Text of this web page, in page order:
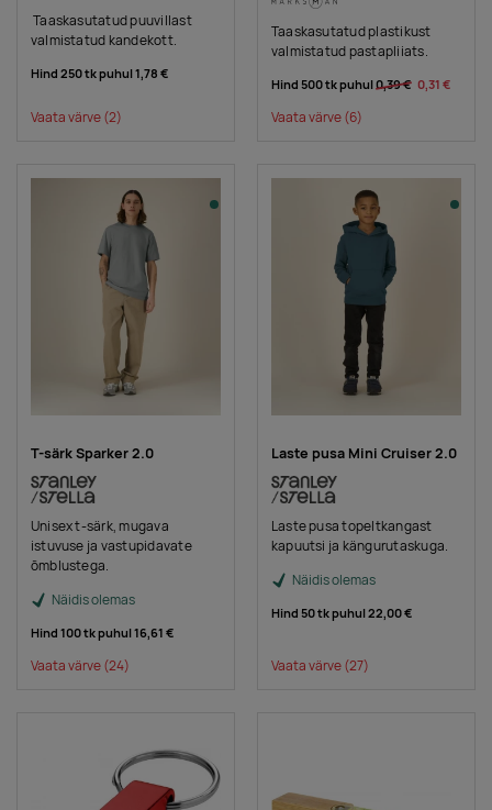
Taaskasutatud puuvillast
valmistatud kandekott.
Hind 250 tk puhul1,78 €
Vaata värve(2)
Taaskasutatud plastikust
valmistatud pastapliiats.
Hind 500 tk puhul0,39 € 0,31 €
Vaata värve(6)
T-särk Sparker 2.0
Unisex t-särk, mugava
istuvuse ja vastupidavate
õmblustega.
Näidis olemas
Hind 100 tk puhul16,61 €
Vaata värve(24)
Laste pusa Mini Cruiser 2.0
Laste pusa topeltkangast
kapuutsi ja kängurutaskuga.
Näidis olemas
Hind 50 tk puhul22,00 €
Vaata värve(27)